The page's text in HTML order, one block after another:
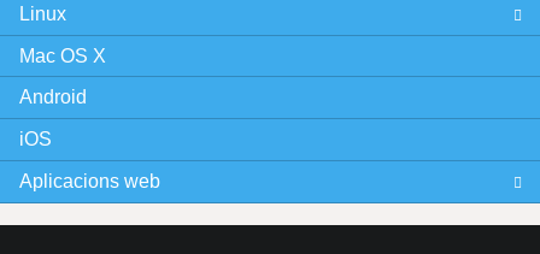
n
e
Linux
Mac OS X
Android
iOS
Aplicacions web